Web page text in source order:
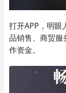
打开APP，明眼
品销售、商贸服
作资金。